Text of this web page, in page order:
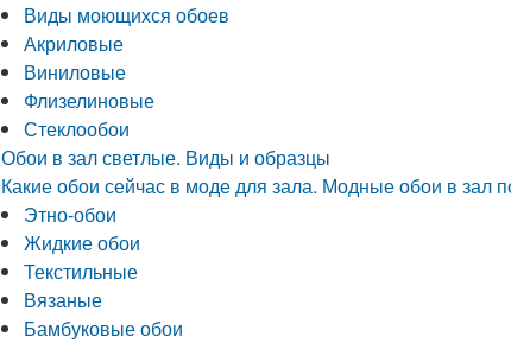
Виды моющихся обоев
Акриловые
Виниловые
Флизелиновые
Стеклообои
Обои в зал светлые. Виды и образцы
Какие обои сейчас в моде для зала. Модные обои в зал
Этно-обои
Жидкие обои
Текстильные
Вязаные
Бамбуковые обои